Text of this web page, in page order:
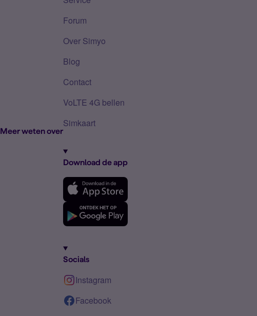
Meer weten over
Forum
Over Simyo
Blog
Contact
VoLTE 4G bellen
Simkaart
Download de app
Socials
Instagram
Facebook